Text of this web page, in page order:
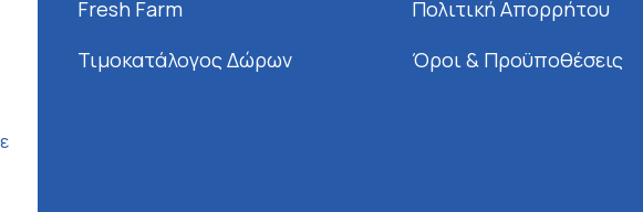
Fresh Farm
Τιμοκατάλογος Δώρων
Πολιτική Απορρήτου
Όροι & Προϋποθέσεις